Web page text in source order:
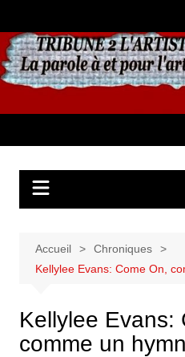
au
contenu
Accueil
Chroniques
Kellylee Evans: Come On,
Kellylee Evans:
comme un